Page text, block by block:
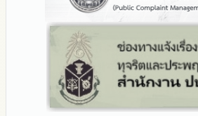
มาตราการให้ผู้มีส่วนได้ส่วนเสียมีส่วนร่วม